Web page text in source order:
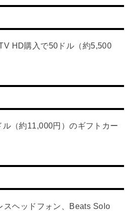
HD購入で50ドル（約5,500
（約11,000円）のギフトカー
スヘッドフォン、Beats Solo